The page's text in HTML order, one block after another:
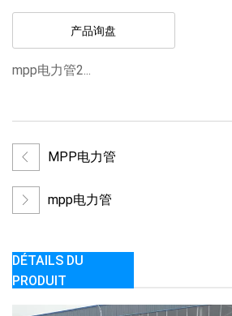
产品询盘
mpp电力管2...
MPP电力管
mpp电力管
DÉTAILS DU
PRODUIT